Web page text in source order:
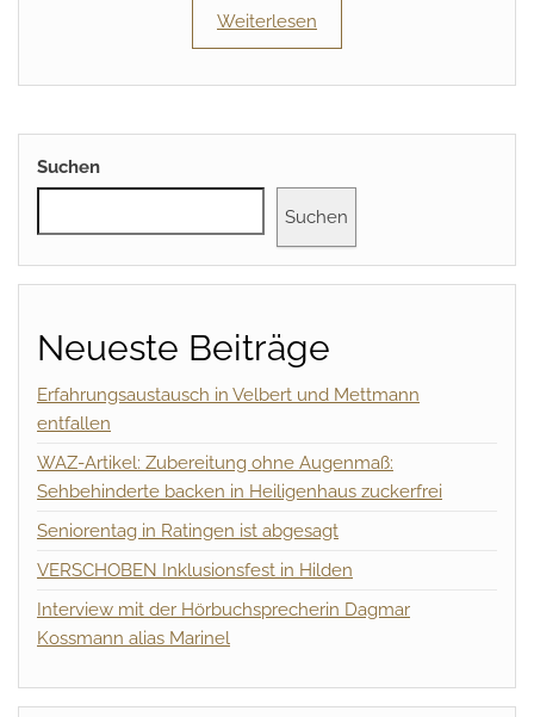
Weiterlesen
Suchen
Suchen
Neueste Beiträge
Erfahrungsaustausch in Velbert und Mettmann
entfallen
WAZ-Artikel: Zubereitung ohne Augenmaß:
Sehbehinderte backen in Heiligenhaus zuckerfrei
Seniorentag in Ratingen ist abgesagt
VERSCHOBEN Inklusionsfest in Hilden
Interview mit der Hörbuchsprecherin Dagmar
Kossmann alias Marinel